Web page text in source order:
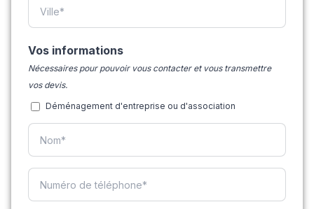
Vos informations
Nécessaires pour pouvoir vous contacter et vous transmettre
vos devis.
Déménagement d'entreprise ou d'association